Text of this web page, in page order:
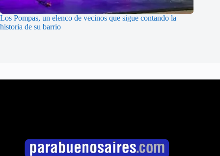
Los Pompas, un elenco de vecinos que sigue contando la
historia de su barrio